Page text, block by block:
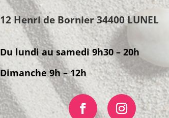
12 Henri de Bornier 34400 LUNEL
Du lundi au samedi 9h30 – 20h
Dimanche 9h – 12h